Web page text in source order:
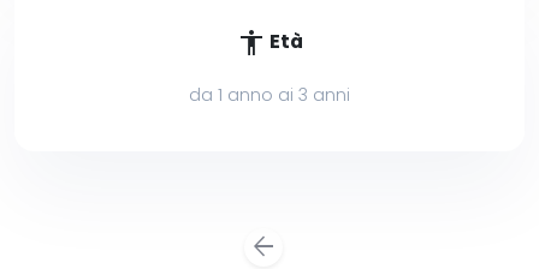
accessibility Età
da 1 anno ai 3 anni
arrow_back